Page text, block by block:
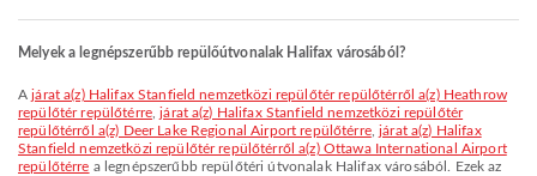
Melyek a legnépszerűbb repülőútvonalak Halifax városából?
Ajárat a(z) Halifax Stanfield nemzetközi repülőtér repülőtérről a(z) Heathrow
repülőtér repülőtérre,járat a(z) Halifax Stanfield nemzetközi repülőtér
repülőtérről a(z) Deer Lake Regional Airport repülőtérre,járat a(z) Halifax
Stanfield nemzetközi repülőtér repülőtérről a(z) Ottawa International Airport
repülőtérre a legnépszerűbb repülőtéri útvonalak Halifax városából. Ezek az